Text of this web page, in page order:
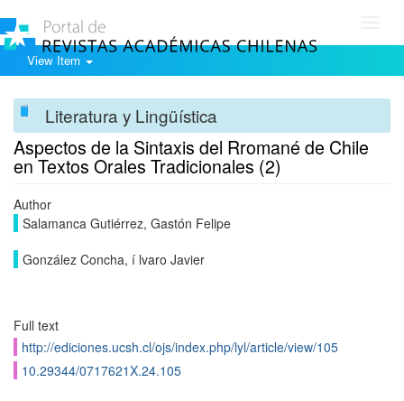
View Item
Literatura y Lingüística
Aspectos de la Sintaxis del Rromané de Chile
en Textos Orales Tradicionales (2)
Author
Salamanca Gutiérrez, Gastón Felipe
González Concha, í lvaro Javier
Full text
http://ediciones.ucsh.cl/ojs/index.php/lyl/article/view/105
10.29344/0717621X.24.105